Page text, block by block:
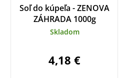
Soľ do kúpeľa - ZENOVA
ZÁHRADA 1000g
Skladom
4,18 €